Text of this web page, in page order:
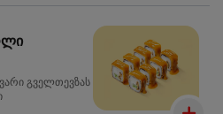
გველთევზას